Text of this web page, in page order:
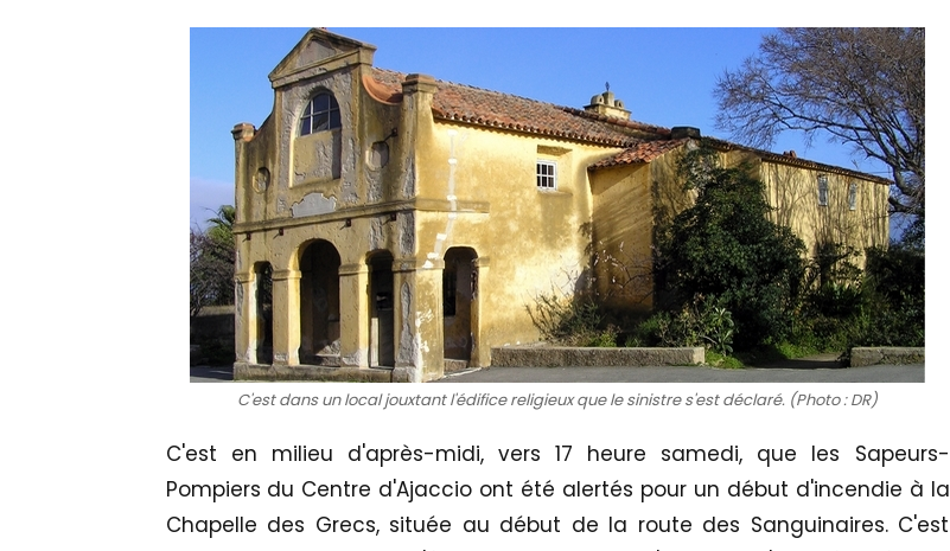
C'est dans un local jouxtant l'édifice religieux que le sinistre s'est déclaré. (Photo : DR)
C'est en milieu d'après-midi, vers 17 heure samedi, que les Sapeurs-
Pompiers du Centre d'Ajaccio ont été alertés pour un début d'incendie à la
Chapelle des Grecs, située au début de la route des Sanguinaires. C'est